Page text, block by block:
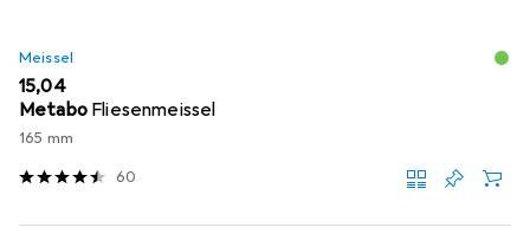
Meissel
EUR
15,04
Metabo Fliesenmeissel
165 mm
60